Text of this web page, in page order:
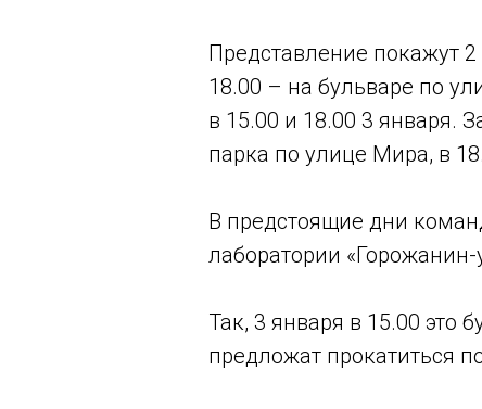
Представление покажут
18.00 – на бульваре по
в 15.00 и 18.00 3 января.
парка по улице Мира, в
В предстоящие дни
лаборатории
Так, 3 января в 15.00 это
предложат прокатиться